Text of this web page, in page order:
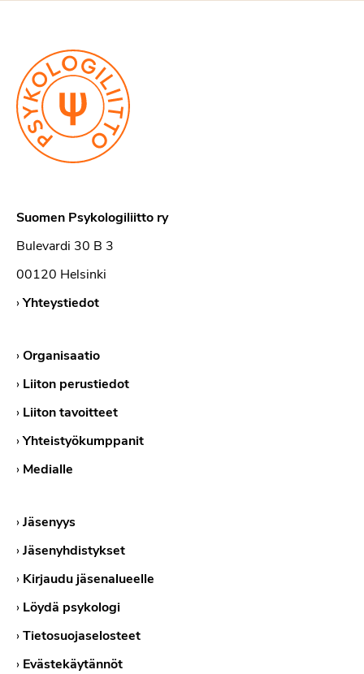
Suomen Psykologiliitto ry
Bulevardi 30 B 3
00120 Helsinki
›Yhteystiedot
›Organisaatio
› Liiton perustiedot
› Liiton tavoitteet
›Yhteistyökumppanit
› Medialle
›Jäsenyys
›Jäsenyhdistykset
› Kirjaudu jäsenalueelle
› Löydä psykologi
›Tietosuojaselosteet
› Evästekäytännöt